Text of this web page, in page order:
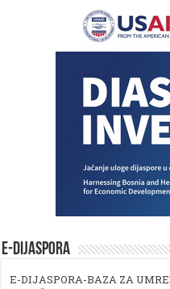
E-DIJASPORA
E-DIJASPORA-BAZA ZA